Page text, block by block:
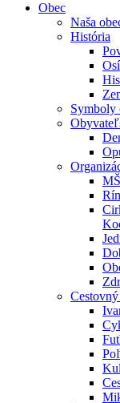
Obec
Naša
História
Symboly